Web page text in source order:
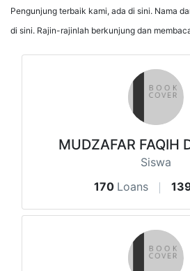
Pengunjung terbaik kami, ada di sini. Nama
di sini. Rajin-rajinlah berkunjung dan
MUDZAFAR FAQIH
Siswa
170 Loans